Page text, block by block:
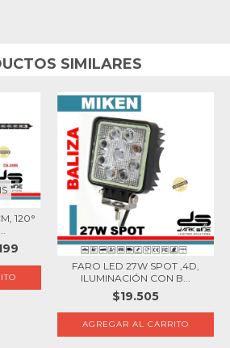
SIMILARES
120°
FARO LED 27W SPOT ,4D,
ILUMINACIÓN CON B...
$19.505
AGREGAR AL CARRITO